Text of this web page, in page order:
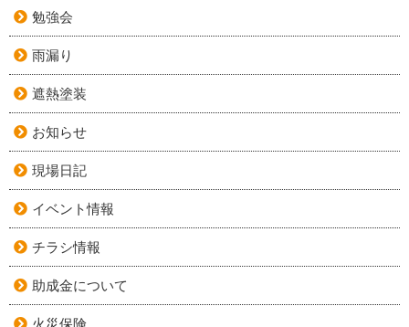
勉強会
雨漏り
遮熱塗装
お知らせ
現場日記
イベント情報
チラシ情報
助成金について
火災保険